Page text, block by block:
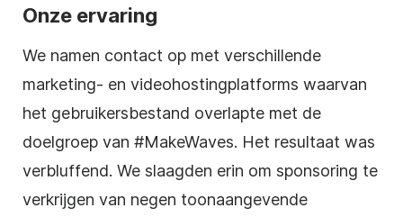
Onze ervaring
We namen contact op met verschillende
marketing- en videohostingplatforms waarvan
het gebruikersbestand overlapte met de
doelgroep van #MakeWaves. Het resultaat was
verbluffend. We slaagden erin om sponsoring te
verkrijgen van negen toonaangevende